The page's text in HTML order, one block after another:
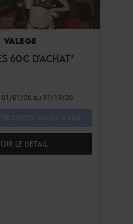
VALEGE
60€ D'ACHAT*
01/01/26 au 31/12/26
LE DETAIL